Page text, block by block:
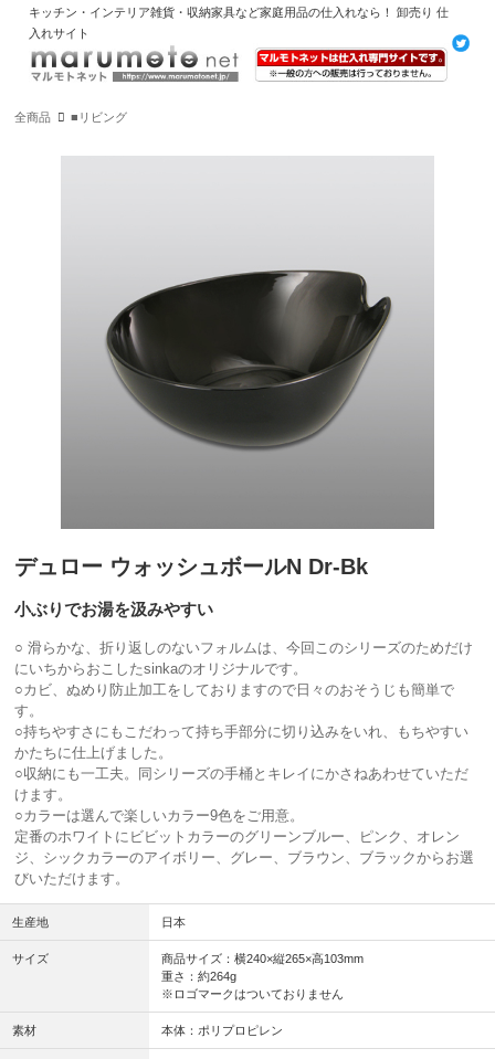
キッチン・インテリア雑貨・収納家具など家庭用品の仕入れなら！ 卸売り 仕
入れサイト
全商品 ■リビング
デュロー ウォッシュボールN Dr-Bk
小ぶりでお湯を汲みやすい
○ 滑らかな、折り返しのないフォルムは、今回このシリーズのためだけ
にいちからおこしたsinkaのオリジナルです。
○カビ、ぬめり防止加工をしておりますので日々のおそうじも簡単で
す。
○持ちやすさにもこだわって持ち手部分に切り込みをいれ、もちやすい
かたちに仕上げました。
○収納にも一工夫。同シリーズの手桶とキレイにかさねあわせていただ
けます。
○カラーは選んで楽しいカラー9色をご用意。
定番のホワイトにビビットカラーのグリーンブルー、ピンク、オレン
ジ、シックカラーのアイボリー、グレー、ブラウン、ブラックからお選
びいただけます。
生産地 日本
サイズ
商品サイズ：横240×縦265×高103mm
重さ：約264g
※ロゴマークはついておりません
素材 本体：ポリプロピレン